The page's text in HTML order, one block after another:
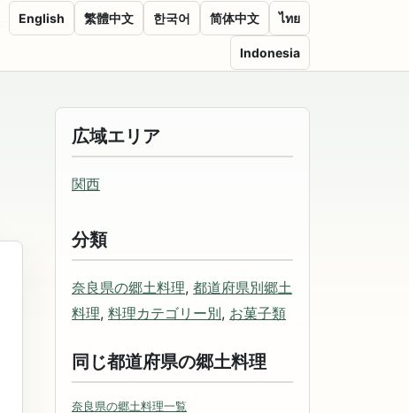
English 繁體中文 한국어 简体中文 ไทย
Indonesia
広域エリア
関西
分類
奈良県の郷土料理, 都道府県別郷土
料理, 料理カテゴリー別, お菓子類
同じ都道府県の郷土料理
奈良県の郷土料理一覧